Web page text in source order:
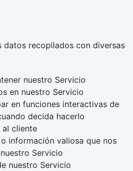
datos recopilados con diversas
nuestro Servicio
en nuestro Servicio
en funciones interactivas de
decida hacerlo
al cliente
información valiosa que nos
Servicio
nuestro Servicio